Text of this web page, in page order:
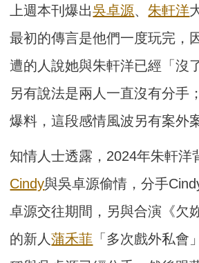
上週本刊爆出吳卓源、朱軒洋
最初的傳言是他們一度玩完，
遭的人說她與朱軒洋已經「沒
另有說法是兩人一直沒有分手
爆料，這段感情風波另有案外
知情人士透露，2024年朱軒洋
Cindy與吳卓源偷情，分手
卓源交往期間，另與合演《欠
的新人蒲禾菲 「多次戲外私會